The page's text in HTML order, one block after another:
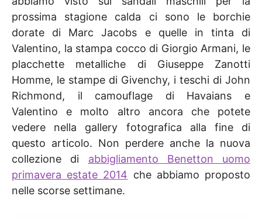
prossima stagione calda ci sono le borchie
dorate di Marc Jacobs e quelle in tinta di
Valentino, la stampa cocco di Giorgio Armani, le
placchette metalliche di Giuseppe Zanotti
Homme, le stampe di Givenchy, i teschi di John
Richmond, il camouflage di Havaians e
Valentino e molto altro ancora che potete
vedere nella gallery fotografica alla fine di
questo articolo. Non perdere anche la nuova
collezione di abbigliamento Benetton uomo
primavera estate 2014 che abbiamo proposto
nelle scorse settimane.